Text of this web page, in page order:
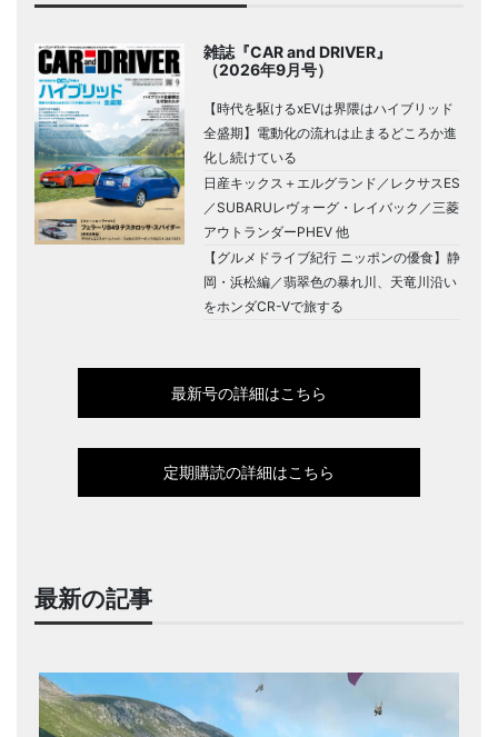
雑誌『CAR and DRIVER』
（2026年9月号）
【時代を駆けるxEVは界隈はハイブリッド
全盛期】電動化の流れは止まるどころか進
化し続けている
日産キックス＋エルグランド／レクサスES
／SUBARUレヴォーグ・レイバック／三菱
アウトランダーPHEV 他
【グルメドライブ紀行 ニッポンの優食】静
岡・浜松編／翡翠色の暴れ川、天竜川沿い
をホンダCR-Vで旅する
最新号の詳細はこちら
定期購読の詳細はこちら
最新の記事